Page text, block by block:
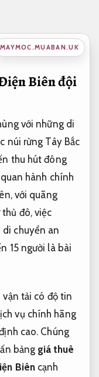
MAYMOC.MUABAN.UK
Biên đội
với những di
núi rừng Tây Bắc
thu hút đông
hành chính
với quãng
đô, việc
chuyển an
15 người là bài
vận tải có độ tin
vụ chính hãng
cao. Chúng
bảng giá thuê
Biên cạnh